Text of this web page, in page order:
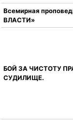
Всемирная
ВЛАСТИ»
БОЙ ЗА ЧИСТОТУ
СУДИЛИЩЕ.